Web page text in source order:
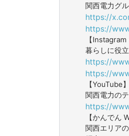
関西電力グ
https://
https://
【Instagram
暮らしに役
https://
https://
【YouTube】
関西電力の
https://
【かんでん
関西エリア